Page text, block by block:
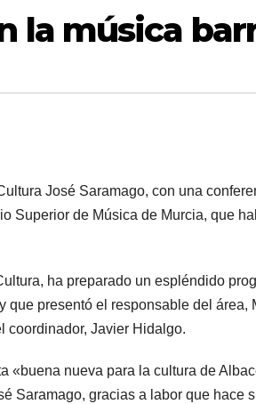
la música
José Saramago, con una
Superior de Música de Murcia, que
ha preparado un espléndido
presentó el responsable del área,
coordinador, Javier Hidalgo.
«buena nueva para la cultura de
Saramago, gracias a labor que hace